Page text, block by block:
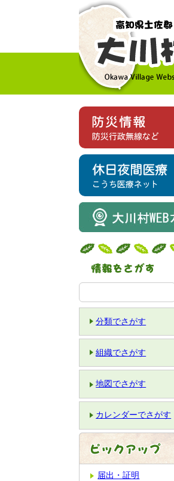
分類でさがす
組織でさがす
地図でさがす
カレンダーでさがす
届出・証明